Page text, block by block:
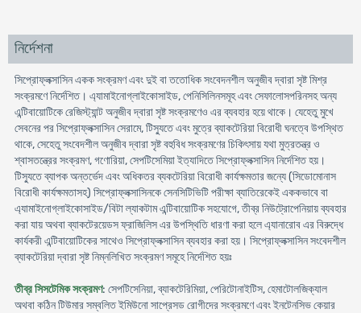
নির্দেশনা
সিপ্রোফ্লক্সাসিন একক সংক্রমণ এবং দুই বা ততোধিক সংবেদনশীল অনুজীব দ্বারা সৃষ্ট মিশ্র
সংক্রমণে নির্দেশিত। এ্যামাইনোগ্লাইকোসাইড, পেনিসিলিনসমূহ এবং সেফালোসপরিনসহ অন্য
এন্টিবায়োটিকে রেজিস্ট্যান্ট অনুজীব দ্বারা সৃষ্ট সংক্রমণেও এর ব্যবহার হয়ে থাকে। যেহেতু মুখে
সেবনের পর সিপ্রোফ্লক্সাসিন সেরামে, টিস্যুতে এবং মুত্রে ব্যাকটেরিয়া বিরোধী ঘনত্বে উপস্থিত
থাকে, সেহেতু সংবেদশীল অনুজীব দ্বারা সৃষ্ট বহুবিধ সংক্রমণের চিকিৎসায় যথা মুত্রতন্ত্র ও
শ্বাসতন্ত্রের সংক্রমণ, গণোরিয়া, সেপটিসেমিয়া ইত্যাদিতে সিপ্রোফ্লক্সাসিন নির্দেশিত হয়।
টিস্যুতে ব্যাপক অন্তর্ভেদ এবং অধিকতর ব্যকটেরিয়া বিরোধী কার্যক্ষমতার জন্যে (সিডোমোনাস
বিরোধী কার্যক্ষমতাসহ) সিপ্রোফ্লক্সাসিনকে সেনসিটিভিটি পরীক্ষা ব্যাতিরেকেই এককভাবে বা
এ্যামাইনোগ্লাইকোসাইড/বিটা ল্যাকটাম এন্টিবায়োটিক সহযোগে, তীব্র নিউট্রোপেনিয়ায় ব্যবহার
করা যায় অথবা ব্যাকটেরয়েডস ফ্রাজিলিস এর উপস্থিতি ধারণা করা হলে এ্যানারোব এর বিরুদ্ধে
কার্যকরী এন্টিবায়োটিকের সাথেও সিপ্রোফ্লক্সাসিন ব্যবহার করা হয়। সিপ্রোফ্লক্সাসিন সংবেদশীল
ব্যাকটেরিয়া দ্বারা সৃষ্ট নিম্নলিখিত সংক্রমণ সমূহে নির্দেশিত হয়ঃ
তীব্র সিসটেমিক সংক্রমণ: সেপটিসেনিয়া, ব্যাকটেরিমিয়া, পেরিটোনাইটিস, হেমাটোলজিক্যাল
অথবা কঠিন টিউমার সম্বলিত ইমিউনো সাপ্রেসড রোগীদের সংক্রমণে এবং ইনটেনসিভ কেয়ার